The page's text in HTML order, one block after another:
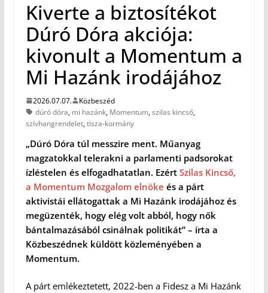
Kiverte a biztosítékot
Dúró Dóra akciója:
kivonult a Momentum a
Mi Hazánk irodájához
2026.07.07.
Közbeszéd
dúró dóra, mi hazánk, Momentum,szilas kincső,
szívhangrendelet,tisza-kormány
„Dúró Dóra túl messzire ment. Műanyag
magzatokkal telerakni a parlamenti padsorokat
ízléstelen és elfogadhatatlan. Ezért Szilas Kincső,
a Momentum Mozgalom elnöke és a párt
aktivistái ellátogattak a Mi Hazánk irodájához és
megüzenték, hogy elég volt abból, hogy nők
bántalmazásából csinálnak politikát” – írta a
Közbeszédnek küldött közleményében a
Momentum.
A párt emlékeztetett, 2022-ben a Fidesz a Mi Hazánk